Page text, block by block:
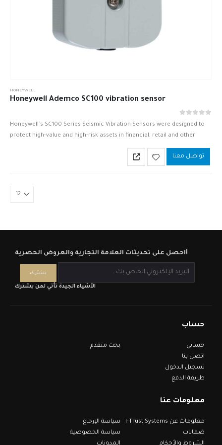
HONEYWELL
Honeywell Ademco SC100 vibration sensor
Honeywell’s SC100 Series Seismic Vibration Sensors were designed to
protect high-value and high-risk assets in financial, retail and other
applications. The SC100 model detects vibrations arising from attempts
تواصل معنا
احصل على تحديثات العلامة التجارية والعروض الحصرية!
الأشياء الجيدة تأتي لمن يشترك
حساب
حسابي
اتصل بنا
تسجيل الدخول
طريقة الدفع
بحث متقدم
معلومات عنا
معلومات عن I-Trust Systems
ضمانات
سياسة الإرجاع
سياسة الخصوصية